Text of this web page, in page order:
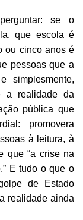
se o
que escola é
ou cinco anos é
pessoas que a
simplesmente,
a realidade da
pública que
promovera
à leitura, à
que “a crise na
E tudo o que o
de Estado
realidade ainda